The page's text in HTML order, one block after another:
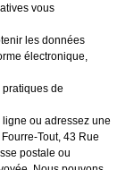
vous
les données
électronique,
pratiques de
ou adressez une
Tout, 43 Rue
postale ou